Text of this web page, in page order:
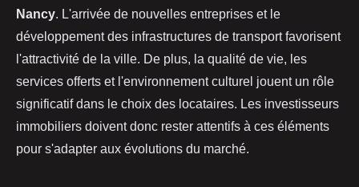
Nancy. L'arrivée de nouvelles entreprises et le
développement des infrastructures de transport favorisent
l'attractivité de la ville. De plus, la qualité de vie, les
services offerts et l'environnement culturel jouent un rôle
significatif dans le choix des locataires. Les investisseurs
immobiliers doivent donc rester attentifs à ces éléments
pour s'adapter aux évolutions du marché.